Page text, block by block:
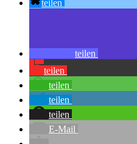
teilen
teilen
teilen
teilen
teilen
teilen
E-Mail